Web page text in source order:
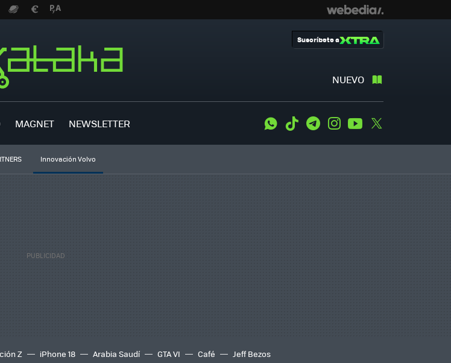
NUEVO
Suscríbete a
MAGNET NEWSLETTER WhatsApp
Tiktok TelegramInstagramYoutube
Innovación Volvo
Z iPhone 18 Arabia Saudí GTA VI Café Jeff Bezos